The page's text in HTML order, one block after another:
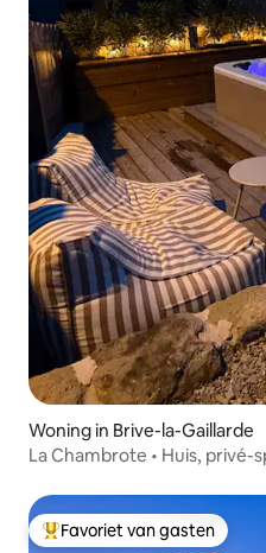
Woning in Brive-la-Gaillarde
La Chambrote • Huis, privé-
Topfavoriet van gasten
Favoriet van gasten